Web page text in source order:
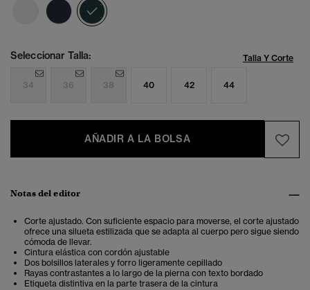
Seleccionar Talla: Talla Y Corte
34 36 38 40 42 44
AÑADIR A LA BOLSA
Notas del editor
Corte ajustado. Con suficiente espacio para moverse, el corte ajustado
ofrece una silueta estilizada que se adapta al cuerpo pero sigue siendo
cómoda de llevar.
Cintura elástica con cordón ajustable
Dos bolsillos laterales y forro ligeramente cepillado
Rayas contrastantes a lo largo de la pierna con texto bordado
Etiqueta distintiva en la parte trasera de la cintura